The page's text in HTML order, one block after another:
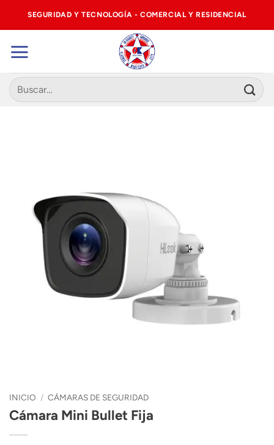
SEGURIDAD Y TECNOLOGÍA - COMERCIAL Y RESIDENCIAL
Buscar
por:
INICIO / CÁMARAS DE SEGURIDAD
Cámara Mini Bullet Fija